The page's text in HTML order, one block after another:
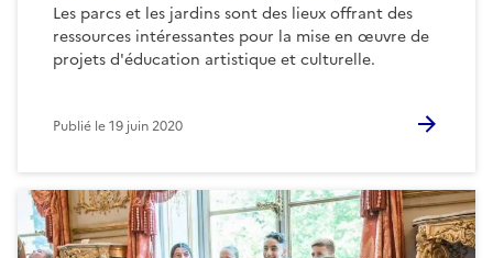
Les parcs et les jardins sont des lieux offrant des
ressources intéressantes pour la mise en œuvre de
projets d'éducation artistique et culturelle.
Publié le19 juin 2020